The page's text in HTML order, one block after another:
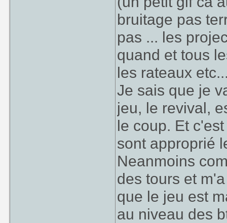
bruitage pas
pas ... les
quand et tous
les rateaux
Je sais que je
jeu, le revival,
le coup. Et
sont approprié
Neanmoins
des tours et
que le jeu est
au niveau des